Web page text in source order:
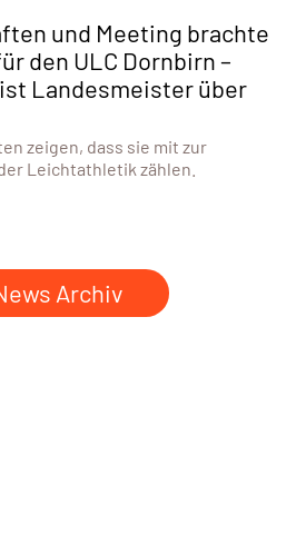
und Meeting brachte
den ULC Dornbirn –
Landesmeister über
zeigen, dass sie mit zur
Leichtathletik zählen.
Archiv